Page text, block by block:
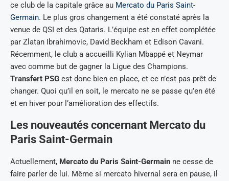
ce club de la capitale grâce au Mercato du Paris Saint-
Germain. Le plus gros changement a été constaté après la
venue de QSI et des Qataris. L’équipe est en effet complétée
par Zlatan Ibrahimovic, David Beckham et Edison Cavani.
Récemment, le club a accueilli Kylian Mbappé et Neymar
avec comme but de gagner la Ligue des Champions.
Transfert PSG est donc bien en place, et ce n’est pas prêt de
changer. Quoi qu’il en soit, le mercato ne se passe qu’en été
et en hiver pour l’amélioration des effectifs.
Les nouveautés concernant Mercato du
Paris Saint-Germain
Actuellement, Mercato du Paris Saint-Germain ne cesse de
faire parler de lui. Même si mercato hivernal sera en pause, il